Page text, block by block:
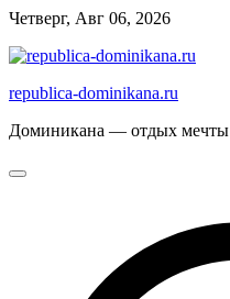
Перейти
содержимому
Четверг, Авг 06, 2026
republica-dominikana.ru
Доминикана — отдых мечты